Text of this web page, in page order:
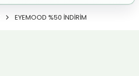
EYEMOOD %50 İNDİRİM